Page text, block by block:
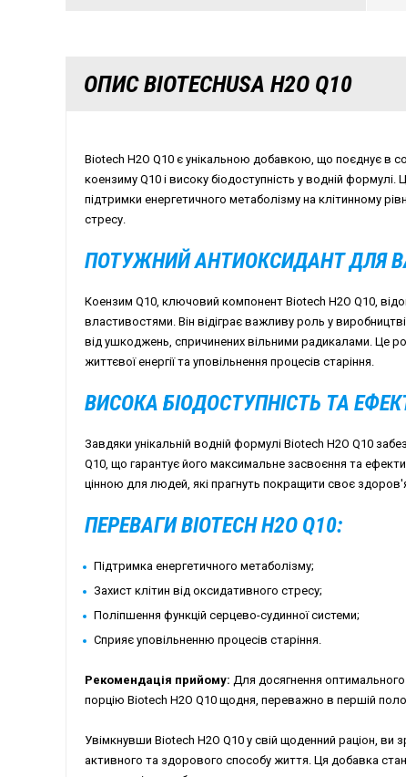
ОПИС BIOTECHUSA H2O Q10
Biotech H2O Q10 є унікальною добавкою, що поєднує в
коензиму Q10 і високу біодоступність у водній
підтримки енергетичного метаболізму на клітинному
стресу.
ПОТУЖНИЙ АНТИОКСИДАНТ ДЛЯ
Коензим Q10, ключовий компонент Biotech H2O Q10,
властивостями. Він відіграє важливу роль у виробництві
від ушкоджень, спричинених вільними радикалами. Це
життєвої енергії та уповільнення процесів старіння.
ВИСОКА БІОДОСТУПНІСТЬ ТА
Завдяки унікальній водній формулі Biotech H2O Q10
Q10, що гарантує його максимальне засвоєння та
цінною для людей, які прагнуть покращити своє
ПЕРЕВАГИ BIOTECH H2O Q10:
Підтримка енергетичного метаболізму;
Захист клітин від оксидативного стресу;
Поліпшення функцій серцево-судинної системи;
Сприяє уповільненню процесів старіння.
Рекомендація прийому: Для досягнення
порцію Biotech H2O Q10 щодня, переважно в першій
Увімкнувши Biotech H2O Q10 у свій щоденний раціон, ви
активного та здорового способу життя. Ця добавка